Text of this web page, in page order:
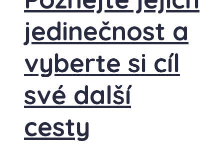
jedinečnost a
vyberte si cíl
své další
cesty